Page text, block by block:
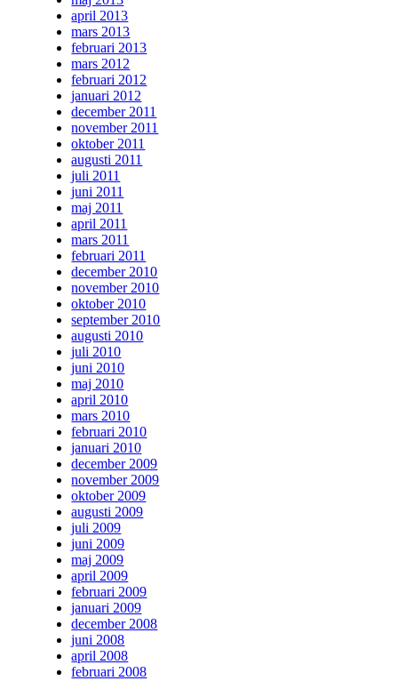
april 2013
mars 2013
februari 2013
mars 2012
februari 2012
januari 2012
december 2011
november 2011
oktober 2011
augusti 2011
juli 2011
juni 2011
maj 2011
april 2011
mars 2011
februari 2011
december 2010
november 2010
oktober 2010
september 2010
augusti 2010
juli 2010
juni 2010
maj 2010
april 2010
mars 2010
februari 2010
januari 2010
december 2009
november 2009
oktober 2009
augusti 2009
juli 2009
juni 2009
maj 2009
april 2009
februari 2009
januari 2009
december 2008
juni 2008
april 2008
februari 2008